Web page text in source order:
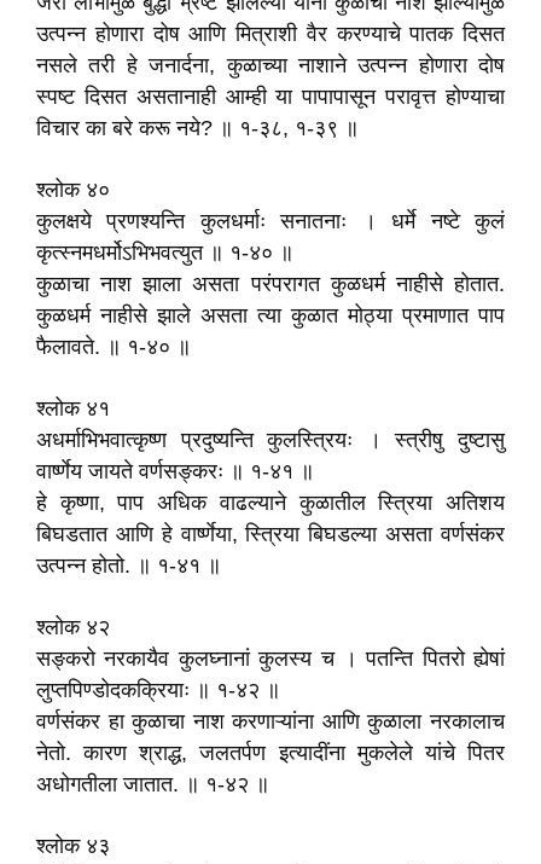
उत्पन्न होणारा दोष आणि मित्राशी वैर करण्याचे पातक दिसत
नसले तरी हे जनार्दना, कुळाच्या नाशाने उत्पन्न होणारा दोष
स्पष्ट दिसत असतानाही आम्ही या पापापासून परावृत्त होण्याचा
विचार का बरे करू नये? ॥ १-३८, १-३९ ॥
श्लोक ४०
कुलक्षये प्रणश्यन्ति कुलधर्माः सनातनाः । धर्मे नष्टे कुलं
कृत्स्नमधर्मोऽभिभवत्युत ॥ १-४० ॥
कुळाचा नाश झाला असता परंपरागत कुळधर्म नाहीसे होतात.
कुळधर्म नाहीसे झाले असता त्या कुळात मोठ्या प्रमाणात पाप
फैलावते. ॥ १-४० ॥
श्लोक ४१
अधर्माभिभवात्कृष्ण प्रदुष्यन्ति कुलस्त्रियः । स्त्रीषु दुष्टासु
वार्ष्णेय जायते वर्णसङ्करः ॥ १-४१ ॥
हे कृष्णा, पाप अधिक वाढल्याने कुळातील स्त्रिया अतिशय
बिघडतात आणि हे वार्ष्णेया, स्त्रिया बिघडल्या असता वर्णसंकर
उत्पन्न होतो. ॥ १-४१ ॥
श्लोक ४२
सङ्करो नरकायैव कुलघ्नानां कुलस्य च । पतन्ति पितरो ह्येषां
लुप्तपिण्डोदकक्रियाः ॥ १-४२ ॥
वर्णसंकर हा कुळाचा नाश करणाऱ्यांना आणि कुळाला नरकालाच
नेतो. कारण श्राद्ध, जलतर्पण इत्यादींना मुकलेले यांचे पितर
अधोगतीला जातात. ॥ १-४२ ॥
श्लोक ४३